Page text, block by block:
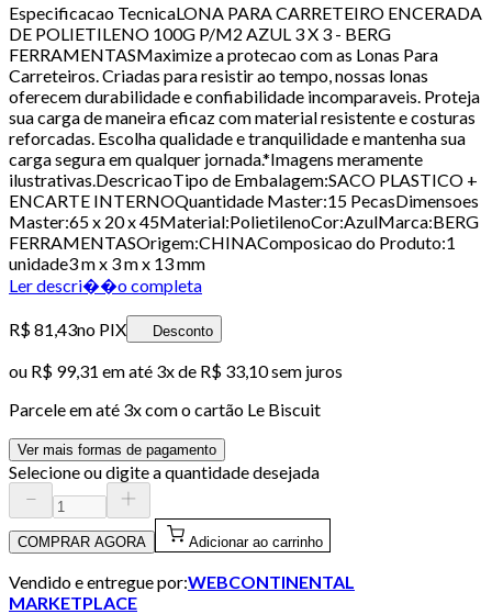
Especificacao TecnicaLONA PARA CARRETEIRO ENCERADA
DE POLIETILENO 100G P/M2 AZUL 3 X 3 - BERG
FERRAMENTASMaximize a protecao com as Lonas Para
Carreteiros. Criadas para resistir ao tempo, nossas lonas
oferecem durabilidade e confiabilidade incomparaveis. Proteja
sua carga de maneira eficaz com material resistente e costuras
reforcadas. Escolha qualidade e tranquilidade e mantenha sua
carga segura em qualquer jornada.*Imagens meramente
ilustrativas.DescricaoTipo de Embalagem:SACO PLASTICO +
ENCARTE INTERNOQuantidade Master:15 PecasDimensoes
Master:65 x 20 x 45Material:PolietilenoCor:AzulMarca:BERG
FERRAMENTASOrigem:CHINAComposicao do Produto:1
unidade3 m x 3 m x 13 mm
Ler descri��o completa
R$ 81,43no PIX Desconto
ou R$ 99,31 em até 3x de R$ 33,10 sem juros
Parcele em até 3x com o cartão Le Biscuit
Ver mais formas de pagamento
Selecione ou digite a quantidade desejada
COMPRAR AGORA Adicionar ao carrinho
Vendido e entregue por:WEBCONTINENTAL
MARKETPLACE